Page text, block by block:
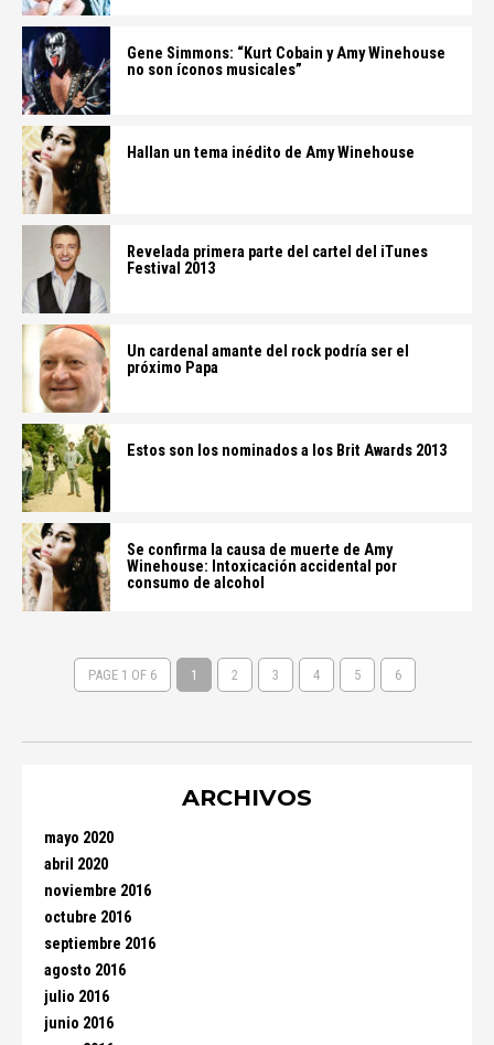
Gene Simmons: “Kurt Cobain y Amy Winehouse
no son íconos musicales”
Hallan un tema inédito de Amy Winehouse
Revelada primera parte del cartel del iTunes
Festival 2013
Un cardenal amante del rock podría ser el
próximo Papa
Estos son los nominados a los Brit Awards 2013
Se confirma la causa de muerte de Amy
Winehouse: Intoxicación accidental por
consumo de alcohol
PAGE 1 OF 6 1 2 3 4 5 6
ARCHIVOS
mayo 2020
abril 2020
noviembre 2016
octubre 2016
septiembre 2016
agosto 2016
julio 2016
junio 2016